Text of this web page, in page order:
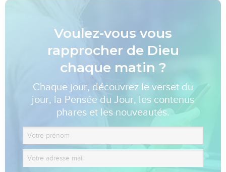
Voulez-vous vous
rapprocher de Dieu
chaque matin ?
Chaque jour, découvrez le verset du
jour, la Pensée du Jour, les contenus
phares et les nouveautés.